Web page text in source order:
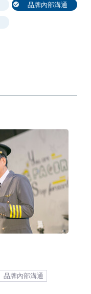
品牌內部溝通
品牌內部溝通